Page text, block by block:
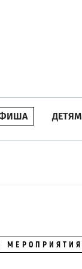
ДЕТЯМ
МЕРОПРИЯТИЯ